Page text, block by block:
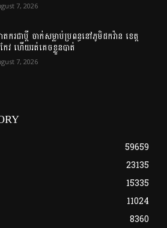
7, 2026
ករជាប្តី ចាក់សម្លាប់ប្រពន្ធនៅភូមិដកវ៉ាន ខេត្ត
ែវ ហើយរត់គេច​ខ្លួន​បាត់
7, 2026
59659
23135
15335
11024
8360